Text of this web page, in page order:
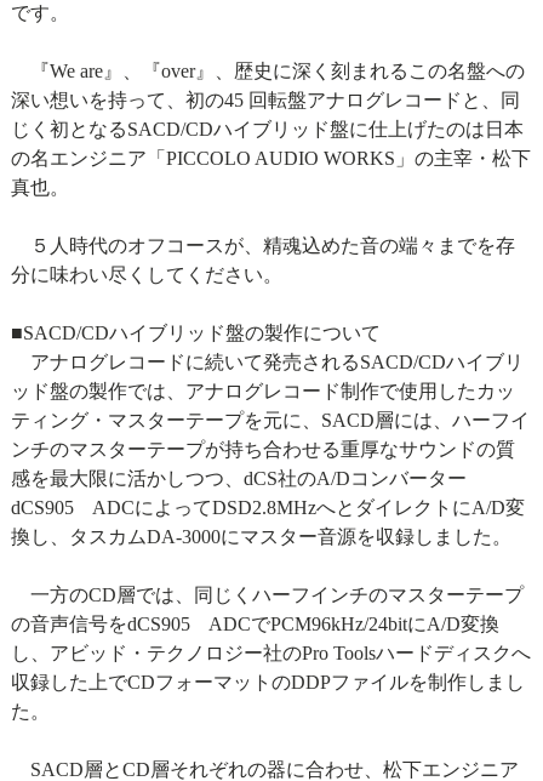
です。
『We are』、『over』、歴史に深く刻まれるこの名盤への
深い想いを持って、初の45 回転盤アナログレコードと、同
じく初となるSACD/CDハイブリッド盤に仕上げたのは日本
の名エンジニア「PICCOLO AUDIO WORKS」の主宰・松下
真也。
５人時代のオフコースが、精魂込めた音の端々までを存
分に味わい尽くしてください。
■SACD/CDハイブリッド盤の製作について
アナログレコードに続いて発売されるSACD/CDハイブリ
ッド盤の製作では、アナログレコード制作で使用したカッ
ティング・マスターテープを元に、SACD層には、ハーフイ
ンチのマスターテープが持ち合わせる重厚なサウンドの質
感を最大限に活かしつつ、dCS社のA/Dコンバーター
dCS905 ADCによってDSD2.8MHzへとダイレクトにA/D変
換し、タスカムDA-3000にマスター音源を収録しました。
一方のCD層では、同じくハーフインチのマスターテープ
の音声信号をdCS905 ADCでPCM96kHz/24bitにA/D変換
し、アビッド・テクノロジー社のPro Toolsハードディスクへ
収録した上でCDフォーマットのDDPファイルを制作しまし
た。
SACD層とCD層それぞれの器に合わせ、松下エンジニア